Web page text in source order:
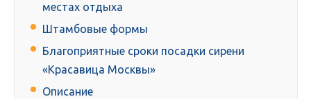
местах отдыха
Штамбовые формы
Благоприятные сроки посадки сирени
«Красавица Москвы»
Описание